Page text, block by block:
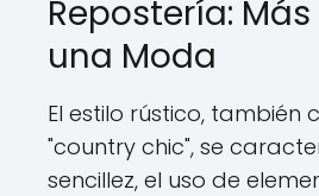
Repostería:
una Moda
El estilo rústico, también
"country chic", se
sencillez, el uso de